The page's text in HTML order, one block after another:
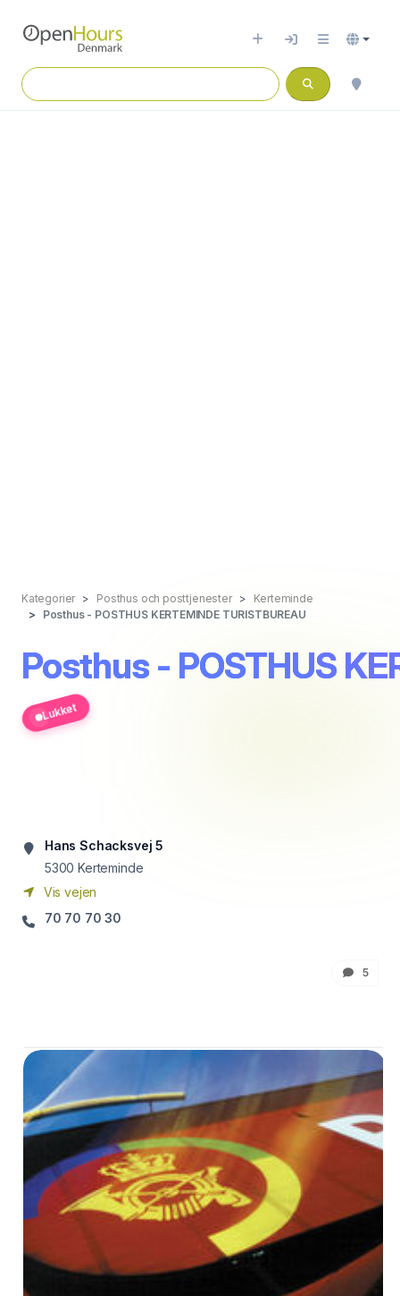
Kategorier Posthus och posttjenester
Kerteminde
Posthus - POSTHUS KERTEMINDE TURISTBUREAU
Posthus - POSTHUS
Lukket
Hans Schacksvej 5
5300 Kerteminde
Vis vejen
70 70 70 30
5